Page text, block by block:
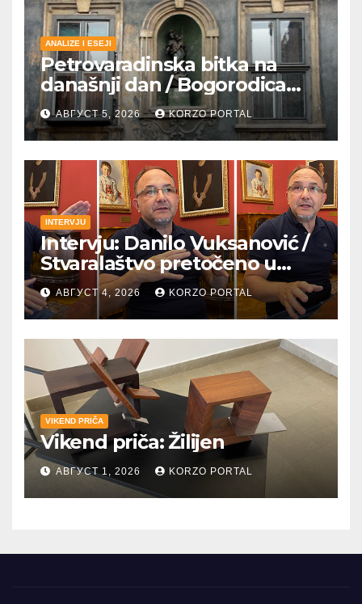
ANALIZE I ESEJI
Petrovaradinska bitka na
današnji dan / Bogorodica
pobednica u
petrovaradinskom Podgrađu
АВГУСТ 5, 2026 KORZO PORTAL
INTERVJU
Intervju: Danilo Vuksanović /
Stvaralaštvo pretočeno u
umetnost i reči
АВГУСТ 4, 2026 KORZO PORTAL
VIKEND PRIČA
Vikend priča: Žilijen
АВГУСТ 1, 2026 KORZO PORTAL